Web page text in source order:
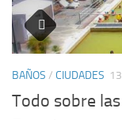
BAÑOS / CIUDADES
Todo sobre